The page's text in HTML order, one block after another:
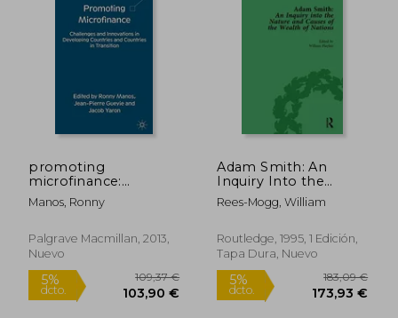
promoting
microfinance:
challenges and
innovations in
and countries in
transition (en Inglés)
Manos, Ronny
Palgrave Macmillan, 2013,
Nuevo
Adam Smith: An
Inquiry Into the
Nature and Causes of
the Wealth of
Edited by William
Playfair (en Inglés)
Rees-Mogg, William
Routledge, 1995, 1 Edición,
Tapa Dura, Nuevo